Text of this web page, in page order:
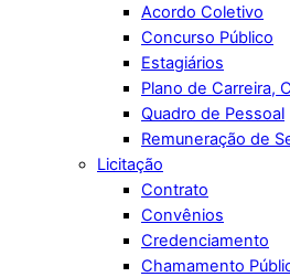
Acordo Coletivo
Concurso Público
Estagiários
Plano de Carreira,
Quadro de Pessoal
Remuneração de
Licitação
Contrato
Convênios
Credenciamento
Chamamento